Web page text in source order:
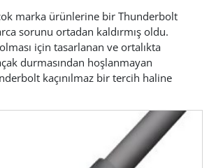
marka ürünlerine bir Thunderbolt
sorunu ortadan kaldırmış oldu.
için tasarlanan ve ortalıkta
durmasından hoşlanmayan
kaçınılmaz bir tercih haline